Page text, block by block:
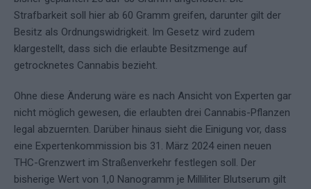
Strafbarkeit soll hier ab 60 Gramm greifen, darunter gilt der
Besitz als Ordnungswidrigkeit. Im Gesetz wird zudem
klargestellt, dass sich die erlaubte Besitzmenge auf
getrocknetes Cannabis bezieht.
Ohne diese Änderung wäre es nach Ansicht von Experten gar
nicht möglich gewesen, die erlaubten drei Cannabis-Pflanzen
legal abzuernten. Darüber hinaus sieht die Einigung vor, dass
eine Expertenkommission bis 31. März 2024 einen neuen
THC-Grenzwert im Straßenverkehr festlegen soll. Der
bisherige Wert von 1,0 Nanogramm je Milliliter Blutserum gilt